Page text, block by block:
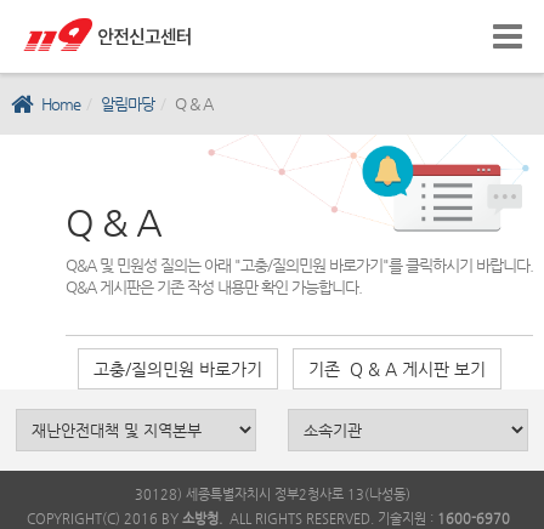
Home 알림마당 Q & A
Q & A
Q&A 및 민원성 질의는 아래 "고충/질의민원 바로가기"를 클릭하시기 바랍니다.
Q&A 게시판은 기존 작성 내용만 확인 가능합니다.
고충/질의민원 바로가기 기존 Q & A 게시판 보기
30128) 세종특별자치시 정부2청사로 13(나성동)
COPYRIGHT(C) 2016 BY 소방청. ALL RIGHTS RESERVED. 기술지원 : 1600-6970